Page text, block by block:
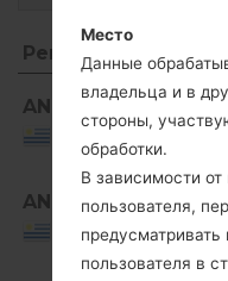
Регион
Регион
ANC
Uruguay
ANC
Uruguay
Место
Данные
владельца и в
стороны,
обработки.
В зависимости
пользователя,
пользователя в